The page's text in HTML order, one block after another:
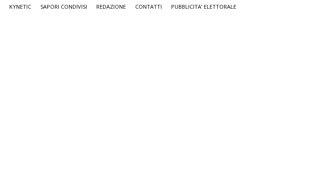
KYNETIC SAPORI CONDIVISI REDAZIONE CONTATTI PUBBLICITA’ ELETTORALE